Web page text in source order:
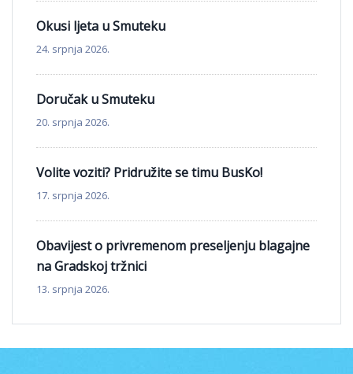
Okusi ljeta u Smuteku
24. srpnja 2026.
Doručak u Smuteku
20. srpnja 2026.
Volite voziti? Pridružite se timu BusKo!
17. srpnja 2026.
Obavijest o privremenom preseljenju blagajne
na Gradskoj tržnici
13. srpnja 2026.